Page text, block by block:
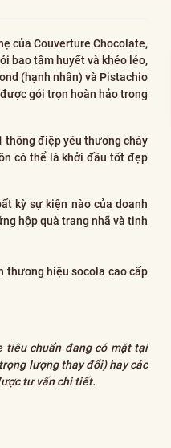
của Couverture Chocolate,
bao tâm huyết và khéo léo,
(hạnh nhân) và Pistachio
gói trọn hoàn hảo trong
thông điệp yêu thương cháy
có thể là khởi đầu tốt đẹp
kỳ sự kiện nào của doanh
hộp quà trang nhã và tinh
thương hiệu socola cao cấp
tiêu chuẩn đang có mặt tại
lượng thay đổi) hay các
tư vấn chi tiết.